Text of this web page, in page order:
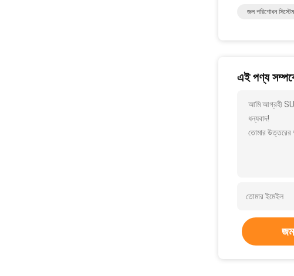
জল পরিশোধন সিস্টেম
এই পণ্য
আমি আগ্রহী
ধন্যবাদ!
তোমার উত্তরের